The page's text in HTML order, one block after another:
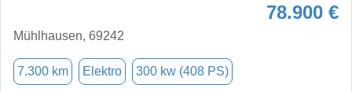
78.900 €
Mühlhausen, 69242
7.300 km Elektro 300 kw (408 PS)